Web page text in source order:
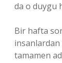
da o duygu
Bir hafta
tamamen